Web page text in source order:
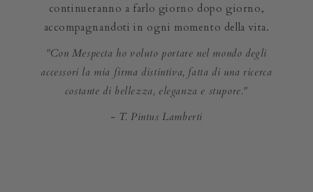
continueranno a farlo giorno dopo giorno,
accompagnandoti in ogni momento della vita.
"Con Mespecta ho voluto portare nel mondo degli
accessori la mia firma distintiva, fatta di una ricerca
costante di bellezza, eleganza e stupore."
- T. Pintus Lamberti